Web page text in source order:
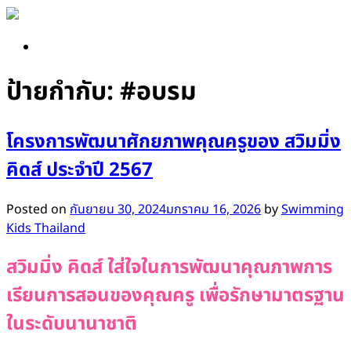
Skip
content
ป้ายกำกับ:#อบรม
โครงการพัฒนาศักยภาพคุณครูของ สวิมมิ่ง
คิดส์ ประจำปี 2567
Posted on กันยายน 30, 2024มกราคม 16, 2026 bySwimming
Kids Thailand
สวิมมิ่ง คิดส์ ใส่ใจในการพัฒนาคุณภาพการ
เรียนการสอนของคุณครู เพื่อรักษามาตรฐาน
ในระดับนานาชาติ